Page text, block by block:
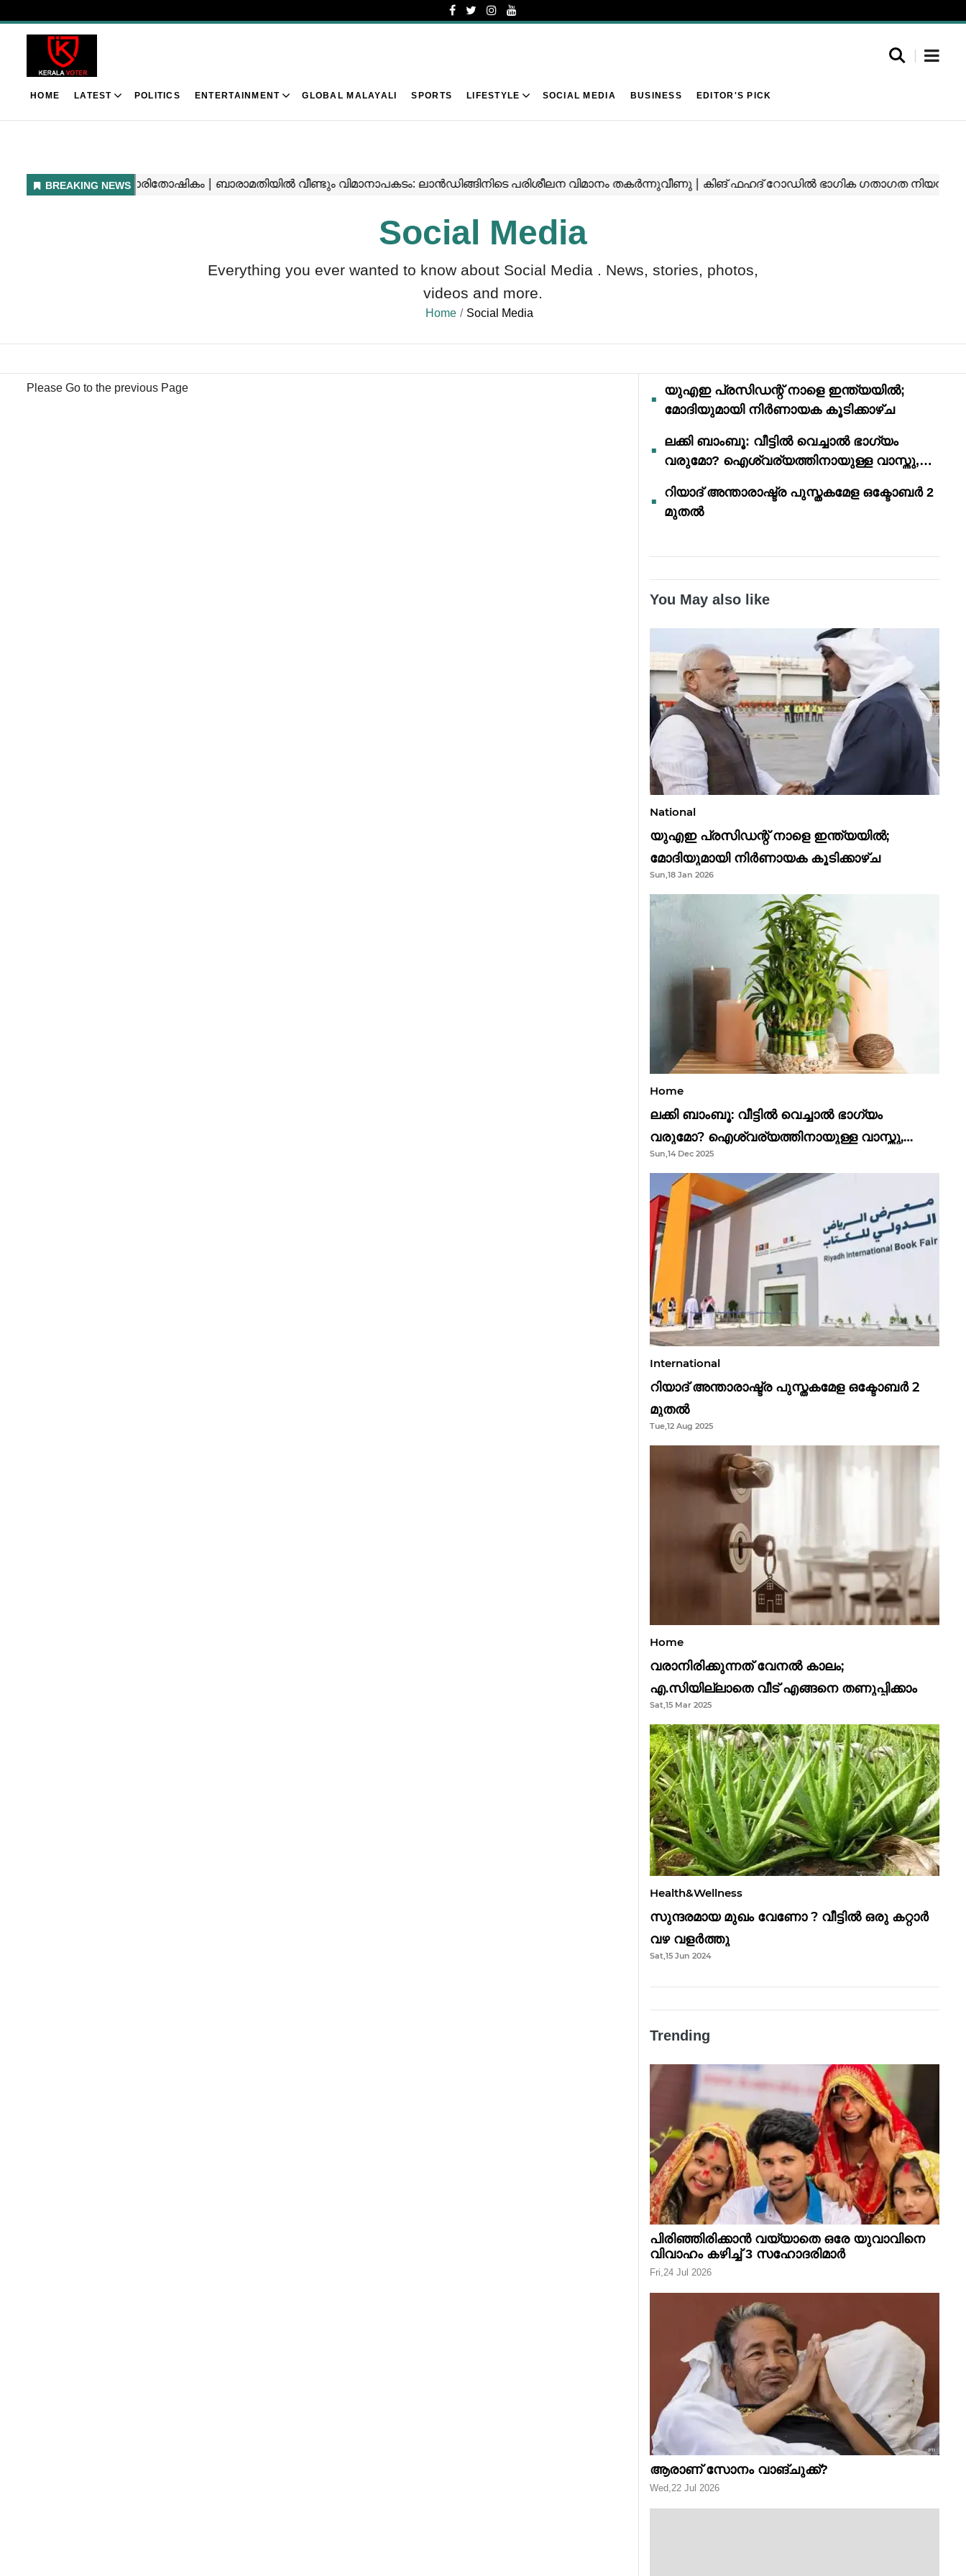
HOME LATEST POLITICS ENTERTAINMENT GLOBAL MALAYALI SPORTS LIFESTYLE SOCIAL MEDIA BUSINESS EDITOR'S PICK
Social Media
Everything you ever wanted to know about Social Media . News, stories, photos,
videos and more.
Home Social Media
Please Go to the previous Page
യുഎഇ പ്രസിഡന്റ് നാളെ ഇന്ത്യയിൽ;
മോദിയുമായി നിർണായക കൂടിക്കാഴ്ച
ലക്കി ബാംബൂ: വീട്ടിൽ വെച്ചാൽ ഭാഗ്യം
വരുമോ? ഐശ്വര്യത്തിനായുള്ള വാസ്തു,
റിയാദ് അന്താരാഷ്ട്ര പുസ്തകമേള ഒക്ടോബർ 2
മുതൽ
You May also like
National
യുഎഇ പ്രസിഡന്റ് നാളെ ഇന്ത്യയിൽ;
മോദിയുമായി നിർണായക കൂടിക്കാഴ്ച
Sun,18 Jan 2026
Home
ലക്കി ബാംബൂ: വീട്ടിൽ വെച്ചാൽ ഭാഗ്യം
വരുമോ? ഐശ്വര്യത്തിനായുള്ള വാസ്തു,
ഫെങ് ഷൂയി വിശ്വാസങ്ങൾ
Sun,14 Dec 2025
International
റിയാദ് അന്താരാഷ്ട്ര പുസ്തകമേള ഒക്ടോബർ 2
മുതൽ
Tue,12 Aug 2025
Home
വരാനിരിക്കുന്നത് വേനൽ കാലം;
എ.സിയില്ലാതെ വീട് എങ്ങനെ തണുപ്പിക്കാം
Sat,15 Mar 2025
Health&Wellness
സുന്ദരമായ മുഖം വേണോ ? വീട്ടിൽ ഒരു കറ്റാർ
വഴ വളർത്തു
Sat,15 Jun 2024
Trending
പിരിഞ്ഞിരിക്കാന്‍ വയ്യാതെ ഒരേ യുവാവിനെ
വിവാഹം കഴിച്ച് 3 സഹോദരിമാര്‍
Fri,24 Jul 2026
ആരാണ് സോനം വാങ്ചുക്ക്?
Wed,22 Jul 2026